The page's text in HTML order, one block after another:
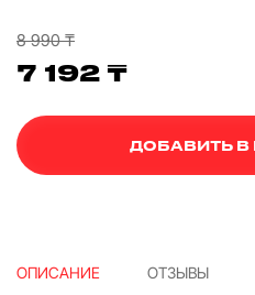
8 990 ₸
7 192 ₸
ДОБАВИТЬ В
ОПИСАНИЕ ОТЗЫВЫ